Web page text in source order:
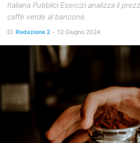
Italiana Pubblici Esercizi analizza il
caffè verde al bancone.
Di Redazione 2 - 12 Giugno 2024